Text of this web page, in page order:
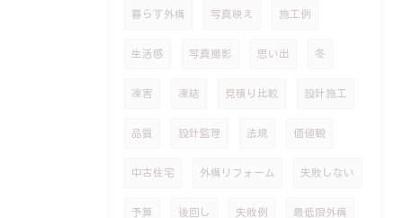
暮らす外構 写真映え 施工例
生活感 写真撮影 思い出 冬
凍害 凍結 見積り比較 設計施工
品質 設計監理 法規 価値観
中古住宅 外構リフォーム 失敗しない
予算 後回し 失敗例 最低限外構